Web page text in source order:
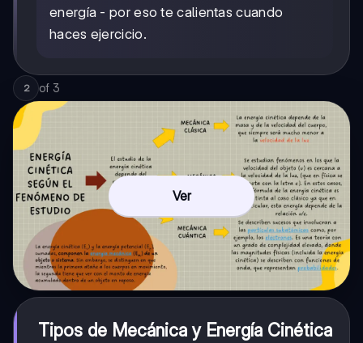
energía - por eso te calientas cuando
haces ejercicio.
2 of 3
Ver
Tipos de Mecánica y Energía Cinética